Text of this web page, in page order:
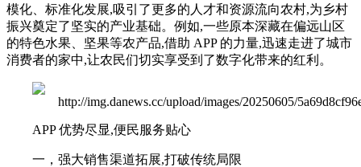
模化、标准化发展,吸引了更多的人才和资源流向农村,为乡村
振兴奠定了坚实的产业基础。例如,一些原本深藏在偏远山区
的特色水果、坚果等农产品,借助 APP 的力量,迅速走进了城市
消费者的家中,让农民们切实享受到了数字化带来的红利。
APP 优势尽显,便民服务贴心
一，强大销售渠道拓展,打破传统局限